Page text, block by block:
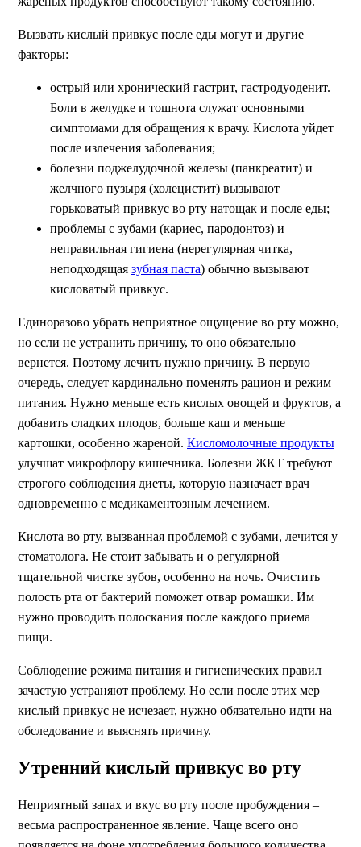
Вызвать кислый привкус после еды могут и другие
факторы:
острый или хронический гастрит, гастродуоденит.
Боли в желудке и тошнота служат основными
симптомами для обращения к врачу. Кислота уйдет
после излечения заболевания;
болезни поджелудочной железы (панкреатит) и
желчного пузыря (холецистит) вызывают
горьковатый привкус во рту натощак и после еды;
проблемы с зубами (кариес, пародонтоз) и
неправильная гигиена (нерегулярная читка,
неподходящая зубная паста) обычно вызывают
кисловатый привкус.
Единоразово убрать неприятное ощущение во рту можно,
но если не устранить причину, то оно обязательно
вернется. Поэтому лечить нужно причину. В первую
очередь, следует кардинально поменять рацион и режим
питания. Нужно меньше есть кислых овощей и фруктов, а
добавить сладких плодов, больше каш и меньше
картошки, особенно жареной. Кисломолочные продукты
улучшат микрофлору кишечника. Болезни ЖКТ требуют
строгого соблюдения диеты, которую назначает врач
одновременно с медикаментозным лечением.
Кислота во рту, вызванная проблемой с зубами, лечится у
стоматолога. Не стоит забывать и о регулярной
тщательной чистке зубов, особенно на ночь. Очистить
полость рта от бактерий поможет отвар ромашки. Им
нужно проводить полоскания после каждого приема
пищи.
Соблюдение режима питания и гигиенических правил
зачастую устраняют проблему. Но если после этих мер
кислый привкус не исчезает, нужно обязательно идти на
обследование и выяснять причину.
Утренний кислый привкус во рту
Неприятный запах и вкус во рту после пробуждения –
весьма распространенное явление. Чаще всего оно